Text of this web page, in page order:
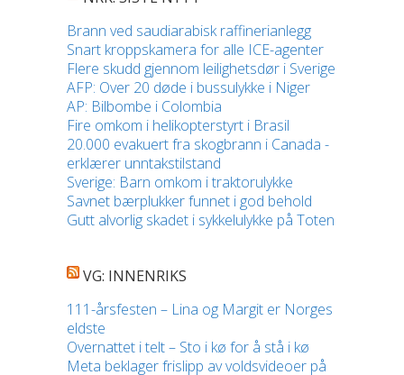
Brann ved saudiarabisk raffinerianlegg
Snart kroppskamera for alle ICE-agenter
Flere skudd gjennom leilighetsdør i Sverige
AFP: Over 20 døde i bussulykke i Niger
AP: Bilbombe i Colombia
Fire omkom i helikopterstyrt i Brasil
20.000 evakuert fra skogbrann i Canada -
erklærer unntakstilstand
Sverige: Barn omkom i traktorulykke
Savnet bærplukker funnet i god behold
Gutt alvorlig skadet i sykkelulykke på Toten
VG: INNENRIKS
111-årsfesten – Lina og Margit er Norges
eldste
Overnattet i telt – Sto i kø for å stå i kø
Meta beklager frislipp av voldsvideoer på